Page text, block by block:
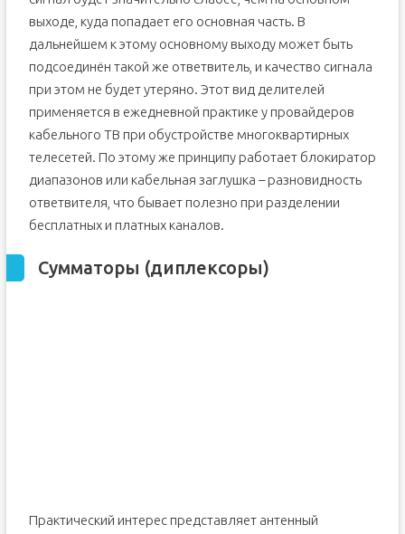
выходе, куда попадает его основная часть. В
дальнейшем к этому основному выходу может быть
подсоединён такой же ответвитель, и качество сигнала
при этом не будет утеряно. Этот вид делителей
применяется в ежедневной практике у провайдеров
кабельного ТВ при обустройстве многоквартирных
телесетей. По этому же принципу работает блокиратор
диапазонов или кабельная заглушка – разновидность
ответвителя, что бывает полезно при разделении
бесплатных и платных каналов.
Сумматоры (диплексоры)
Практический интерес представляет антенный